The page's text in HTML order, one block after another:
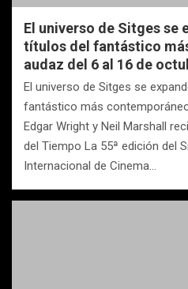
El universo de Sitges se
títulos del fantástico
audaz del 6 al 16 de
El universo de Sitges se
fantástico más
Edgar Wright y Neil Marshall
del Tiempo La 55ª edición del
Internacional de Cinema…